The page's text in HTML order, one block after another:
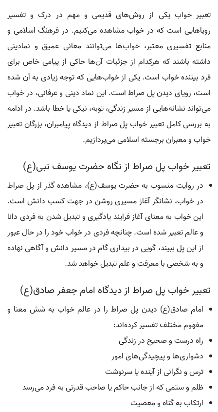
تعبیر خواب یکی از روش‌های قدیمی و مهم در درک و تفسیر
رویاهایی است که در خواب مشاهده می‌کنیم. در فرهنگ اسلامی و
منابع تفسیری معتبر، خواب‌ها می‌توانند معانی عمیق و نمادینی
داشته باشند که هرکدام از جزئیات آن‌ها حاکی از پیامی خاص برای
فرد بیننده خواب است. یکی از خواب‌هایی که توجه زیادی به آن شده
است، رویای دیدن پل صراط است. این نماد دینی و عرفانی، در خواب
می‌تواند نشانه‌هایی از مسیر زندگی، توبه، نیکی یا خطا باشد. در ادامه
به بررسی کامل تعبیر خواب پل صراط از دیدگاه پیامبران، بزرگان تعبیر
خواب و معبران برجسته اسلامی می‌پردازیم.
تعبیر خواب پل صراط از نگاه حضرت یوسف نبی(ع)
در روایت منسوب به حضرت یوسف(ع)، مشاهده گذر از پل صراط
در خواب، نشانگر آغاز مسیری روشن در جهت کسب دانش است.
این خواب به معنای آغاز فرایند یادگیری و تبدیل شدن به فردی دانا
و عالم تعبیر شده است. چنانچه فردی در خواب خود را در حال عبور
از این پل ببیند، گویی در بیداری گام در مسیر دانش و آگاهی نهاده
و به شخصی با معرفت و علم تبدیل خواهد شد.
تعبیر خواب پل صراط از دیدگاه امام جعفر صادق(ع)
امام صادق(ع) دیدن پل صراط را در عالم خواب به شش معنا و
مفهوم مختلف تفسیر کرده‌اند:
راه درست و صحیح در زندگی
دشواری‌ها و پیچیدگی‌های امور
ترس و نگرانی از آینده یا سرنوشت
ظلم و ستمی که از جانب حاکم یا صاحب قدرتی به فرد می‌رسد
ارتکاب به گناه و معصیت